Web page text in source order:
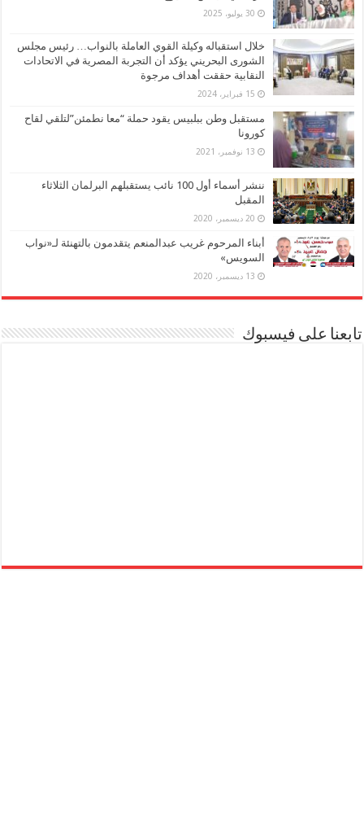
30 يوليو، 2025
خلال استقباله وكيلة القوي العاملة بالنواب… رئيس مجلس
الشورى البحريني يؤكد أن التجربة المصرية في الاتحادات
النقابية حققت أهداف مرجوة
15 فبراير، 2024
مستقبل وطن ببلبيس يقود حملة “معا نطمئن”لتلقي لقاح
كورونا
13 نوفمبر، 2021
ننشر أسماء أول 100 نائب يستقبلهم البرلمان الثلاثاء
المقبل
20 ديسمبر، 2020
أبناء المرحوم غريب عبدالمنعم يتقدمون بالتهنئة لـ«نواب
السويس»
13 ديسمبر، 2020
تابعنا على فيسبوك